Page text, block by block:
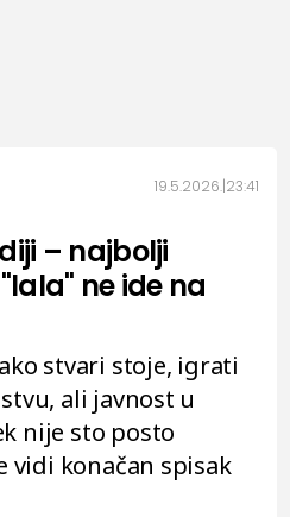
19.5.2026. 23:41
– najbolji
ne ide na
stvari stoje, igrati
ali javnost u
nije sto posto
vidi konačan spisak